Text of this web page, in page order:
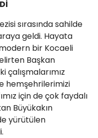
sırasında sahilde
geldi. Hayata
bir Kocaeli
Başkan
çalışmalarımız
hemşehrilerimizi
için de çok faydalı
Büyükakın
yürütülen